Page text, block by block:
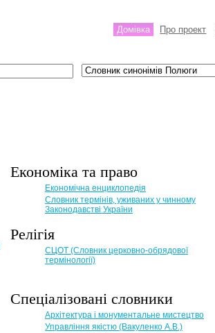
Домівка Про проект
Економіка та право
Eкономічна енциклопедія
Словник термінів, уживаних у чинному
Законодавстві України
Релігія
СЦОТ (Словник церковно-обрядової
термінології)
Спеціалізовані словники
Архітектура і монументальне мистецтво
Управління якістю (Вакуленко А.В.)